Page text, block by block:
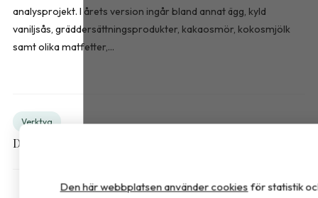
analysprojekt. I årets version ingår bland annat ägg, kyld
vaniljsås, gräddersättningsprodukter, kakaosmör, kokosmjölk
samt olika matfetter,...
Verktyg
Dela artikeln
Den här webbplatsen använder cookies för statistik